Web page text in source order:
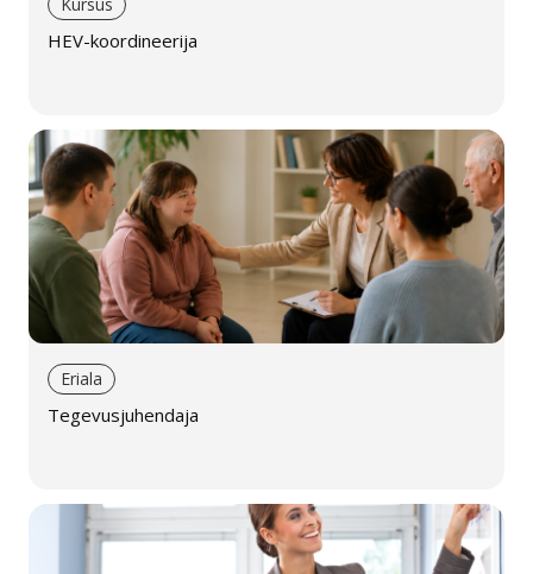
HEV-koordineerija
Eriala
Tegevusjuhendaja